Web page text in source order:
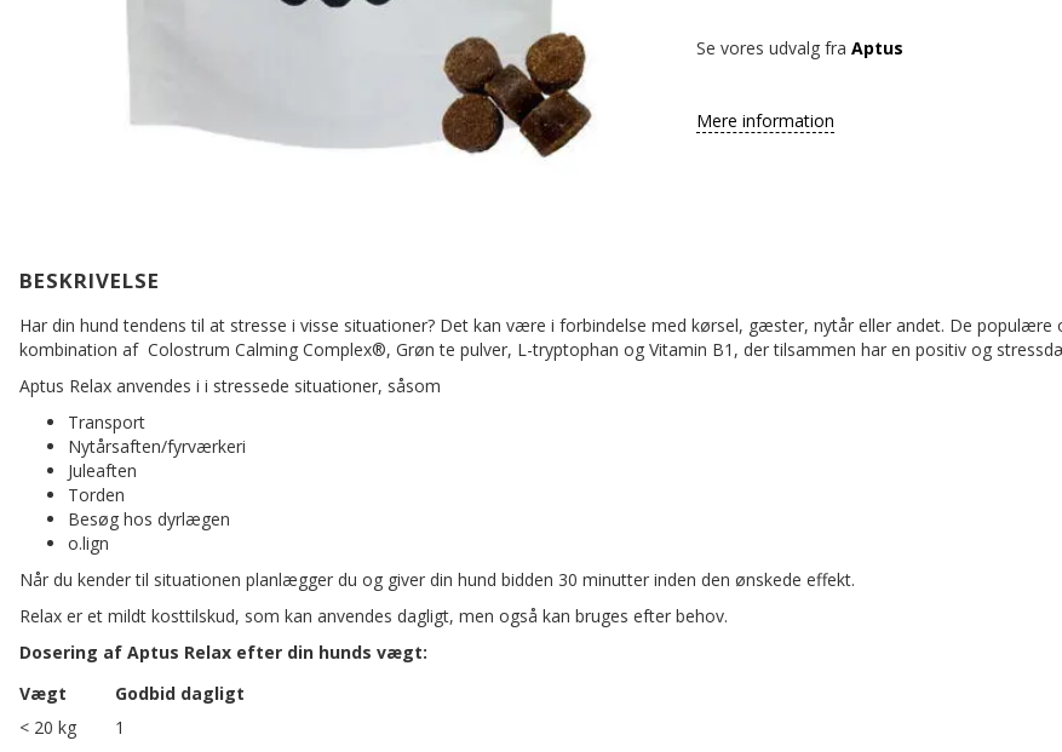
Se vores udvalg fra Aptus
Mere information
BESKRIVELSE
Har din hund tendens til at stresse i visse situationer? Det kan være i forbindelse med kørsel, gæster, nytår eller andet. De
kombination af Colostrum Calming Complex®, Grøn te pulver, L-tryptophan og Vitamin B1, der tilsammen har en positiv og
Aptus Relax anvendes i i stressede situationer, såsom
Transport
Nytårsaften/fyrværkeri
Juleaften
Torden
Besøg hos dyrlægen
o.lign
Når du kender til situationen planlægger du og giver din hund bidden 30 minutter inden den ønskede effekt.
Relax er et mildt kosttilskud, som kan anvendes dagligt, men også kan bruges efter behov.
Dosering af Aptus Relax efter din hunds vægt:
Vægt
Godbid dagligt
< 20 kg
1